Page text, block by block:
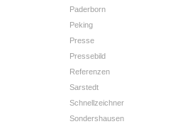
Paderborn
Peking
Presse
Pressebild
Referenzen
Sarstedt
Schnellzeichner
Sondershausen